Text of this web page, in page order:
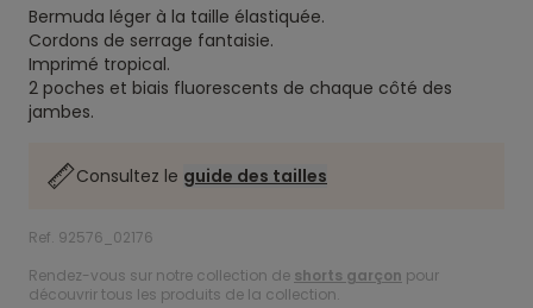
Bermuda léger à la taille élastiquée.
Cordons de serrage fantaisie.
Imprimé tropical.
2 poches et biais fluorescents de chaque côté des
jambes.
Consultez le guide des tailles
Ref. 92576_02176
Rendez-vous sur notre collection de shorts garçon pour
découvrir tous les produits de la collection.